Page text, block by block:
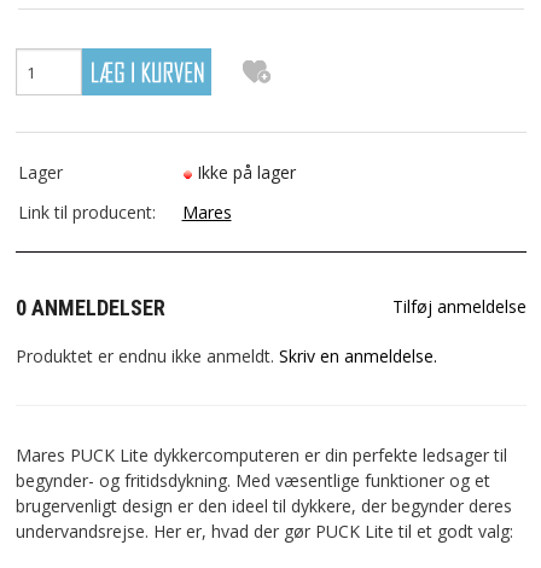
SØGNING
FAVORIT
Lager
Ikke på lager
Link til producent:
Mares
0 ANMELDELSER Tilføj anmeldelse
Produktet er endnu ikke anmeldt. Skriv en anmeldelse.
Mares PUCK Lite dykkercomputeren er din perfekte ledsager til
begynder- og fritidsdykning. Med væsentlige funktioner og et
brugervenligt design er den ideel til dykkere, der begynder deres
undervandsrejse. Her er, hvad der gør PUCK Lite til et godt valg: